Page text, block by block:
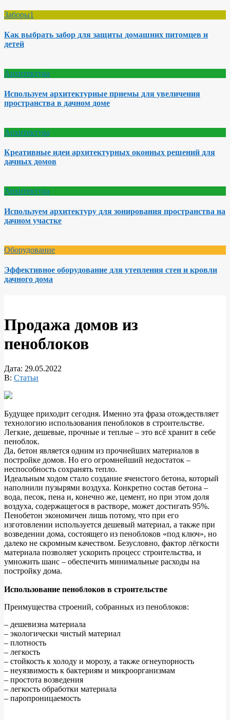
Заборы1
Как выбрать забор для защиты домашних питомцев и
детей
Архитектура
Используем архитектурные приемы для увеличения
пространства в дачном доме
Архитектура
Креативные идеи архитектурных оконных решений для
дачных домов
Архитектура
Используем архитектуру для зонирования пространства на
дачном участке
Оборудование
Эффективное оборудование для утепления стен и кровли
дачного дома
Продажа домов из
пеноблоков
Дата: 29.05.2022
В: Статьи
Будущее приходит сегодня. Именно эта фраза отождествляет
технологию использования пеноблоков в строительстве.
Легкие, дешевые, прочные и теплые – это всё хранит в себе
пеноблок.
Да, бетон является одним из прочнейших материалов в
постройке домов. Но его огромнейший недостаток –
неспособность сохранять тепло.
Идеальным ходом стало создание ячеистого бетона, который
наполнили пузырями воздуха. Конкретно состав бетона –
вода, песок, пена и, конечно же, цемент, но при этом доля
воздуха, содержащегося в растворе, может достигать 95%.
Пенобетон экономичен лишь потому, что при его
изготовлении используется дешевый материал, а также при
возведении дома, состоящего из пеноблоков «под ключ», но
далеко не скромным качеством. Безусловно, фактор лёгкости
материала позволяет ускорить процесс строительства, и
умножить шанс – обеспечить минимальные расходы на
постройку дома.
Использование пеноблоков в строительстве
Преимущества строений, собранных из пеноблоков:
– дешевизна материала
– экологически чистый материал
– плотность
– легкость
– стойкость к холоду и морозу, а также огнеупорность
– неуязвимость к бактериям и микроорганизмам
– простота возведения
– легкость обработки материала
– паропроницаемость